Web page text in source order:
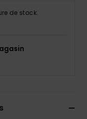
de stock.